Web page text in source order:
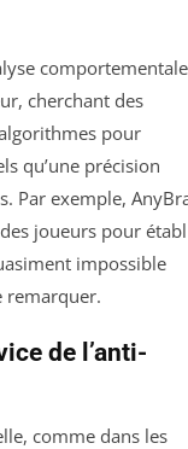
comportementale
cherchant des
pour
qu’une précision
Par exemple,
joueurs pour
impossible
remarquer.
de l’anti-
comme dans les